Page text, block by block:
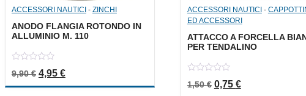
ACCESSORI NAUTICI - ZINCHI
ANODO FLANGIA ROTONDO IN
ALLUMINIO M. 110
out
9,90€ Il prezzo originale era: 9,90 €.
4,95 €Il prezzo attuale è: 4,95 €.
ACCESSORI NAUTICI -
ED ACCESSORI
ATTACCO A FORCELLA
PER TENDALINO
out
1,50€ Il prezzo originale
0,75 €Il prezzo